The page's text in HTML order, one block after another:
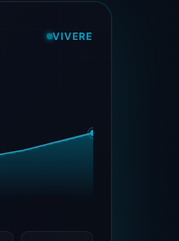
VIVERE